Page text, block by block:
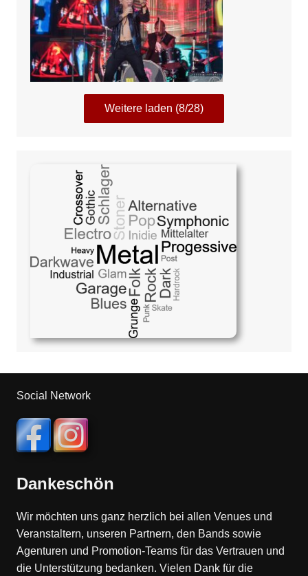
Weitere laden (8/28)
Social Network
Dankeschön
Wir möchten uns ganz herzlich bei allen Venues und
Veranstaltern, unseren Partnern, den Bands sowie
Agenturen und Promotion-Teams für das Vertrauen und
die Unterstützung bedanken. Vielen Dank für die